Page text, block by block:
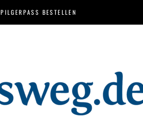
PILGERPASS BESTELLEN